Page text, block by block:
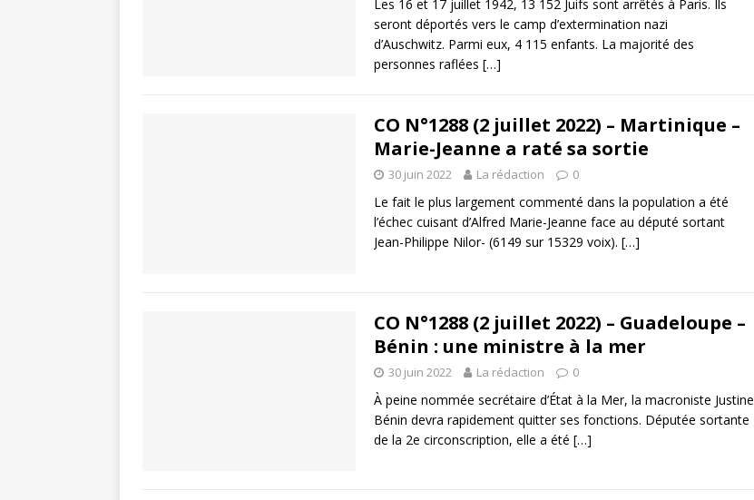
Les 16 et 17 juillet 1942, 13 152 Juifs sont arrêtés à Paris. Ils
seront déportés vers le camp d’extermination nazi
d’Auschwitz. Parmi eux, 4 115 enfants. La majorité des
personnes raflées […]
CO N°1288 (2 juillet 2022) – Martinique –
Marie-Jeanne a raté sa sortie
30 juin 2022 La rédaction 0
Le fait le plus largement commenté dans la population a été
l’échec cuisant d’Alfred Marie-Jeanne face au député sortant
Jean-Philippe Nilor- (6149 sur 15329 voix). […]
CO N°1288 (2 juillet 2022) – Guadeloupe –
Bénin : une ministre à la mer
30 juin 2022 La rédaction 0
À peine nommée secrétaire d’État à la Mer, la macroniste Justine
Bénin devra rapidement quitter ses fonctions. Députée sortante
de la 2e circonscription, elle a été […]